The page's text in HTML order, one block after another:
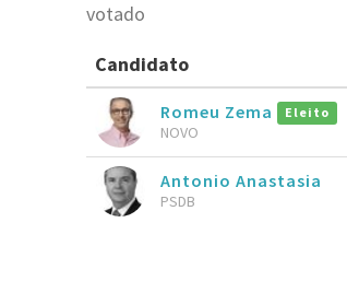
votado
Candidato
Romeu Zema Eleito
NOVO
Antonio Anastasia
PSDB